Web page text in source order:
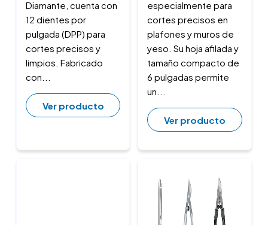
Diamante, cuenta con
12 dientes por
pulgada (DPP) para
cortes precisos y
limpios. Fabricado
con...
Ver producto
especialmente para
cortes precisos en
plafones y muros de
yeso. Su hoja afilada y
tamaño compacto de
6 pulgadas permite
un...
Ver producto